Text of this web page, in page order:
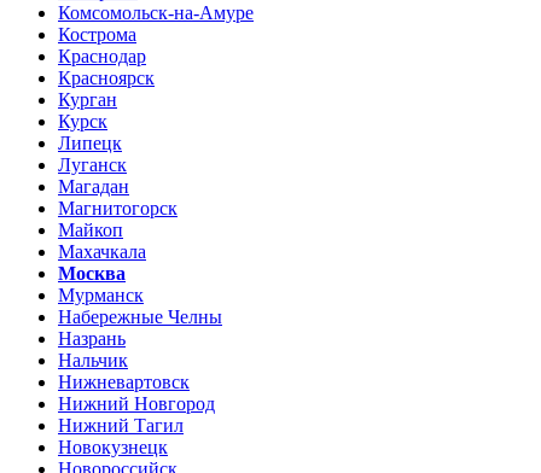
Комсомольск-на-Амуре
Кострома
Краснодар
Красноярск
Курган
Курск
Липецк
Луганск
Магадан
Магнитогорск
Майкоп
Махачкала
Москва
Мурманск
Набережные Челны
Назрань
Нальчик
Нижневартовск
Нижний Новгород
Нижний Тагил
Новокузнецк
Новороссийск